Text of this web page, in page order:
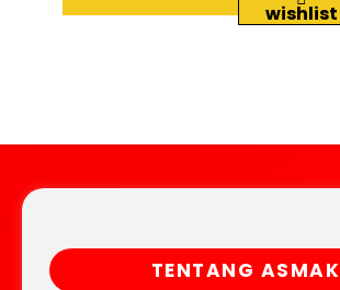
wishlist
TENTANG ASMAK